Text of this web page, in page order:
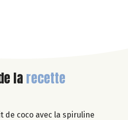
larecette
de coco avec la spiruline